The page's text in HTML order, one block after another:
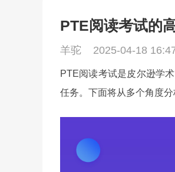
PTE阅读考试的
羊驼 2025-04-18
PTE阅读考试是皮尔逊学
任务。下面将从多个角度